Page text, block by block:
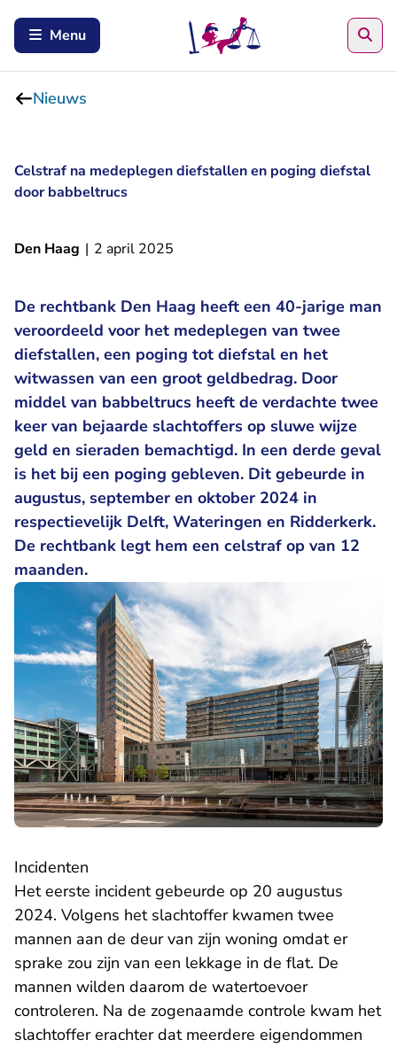
Menu
Nieuws
Celstraf na medeplegen diefstallen en poging diefstal
door babbeltrucs
Den Haag | 2 april 2025
De rechtbank Den Haag heeft een 40-jarige man
veroordeeld voor het medeplegen van twee
diefstallen, een poging tot diefstal en het
witwassen van een groot geldbedrag. Door
middel van babbeltrucs heeft de verdachte twee
keer van bejaarde slachtoffers op sluwe wijze
geld en sieraden bemachtigd. In een derde geval
is het bij een poging gebleven. Dit gebeurde in
augustus, september en oktober 2024 in
respectievelijk Delft, Wateringen en Ridderkerk.
De rechtbank legt hem een celstraf op van 12
maanden.
Incidenten
Het eerste incident gebeurde op 20 augustus
2024. Volgens het slachtoffer kwamen twee
mannen aan de deur van zijn woning omdat er
sprake zou zijn van een lekkage in de flat. De
mannen wilden daarom de watertoevoer
controleren. Na de zogenaamde controle kwam het
slachtoffer erachter dat meerdere eigendommen